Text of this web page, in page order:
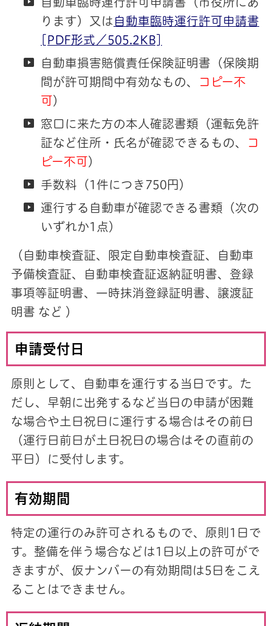
ります）又は 自動車臨時運行許可申請書
[PDF形式／505.2KB]
自動車損害賠償責任保険証明書（保険期
間が許可期間中有効なもの、
コピー不
可 ）
窓口に来た方の本人確認書類（運転免許
証など住所・氏名が確認できるもの、
コ
ピー不可 ）
手数料（1件につき750円）
運行する自動車が確認できる書類（次の
いずれか1点）
（自動車検査証、限定自動車検査証、自動車
予備検査証、自動車検査証返納証明書、登録
事項等証明書、一時抹消登録証明書、譲渡証
明書 など ）
申請受付日
原則として、自動車を運行する当日です。た
だし、早朝に出発するなど当日の申請が困難
な場合や土日祝日に運行する場合はその前日
（運行日前日が土日祝日の場合はその直前の
平日）に受付します。
有効期間
特定の運行のみ許可されるもので、原則1日で
す。整備を伴う場合などは1日以上の許可がで
きますが、仮ナンバーの有効期間は5日をこえ
ることはできません。